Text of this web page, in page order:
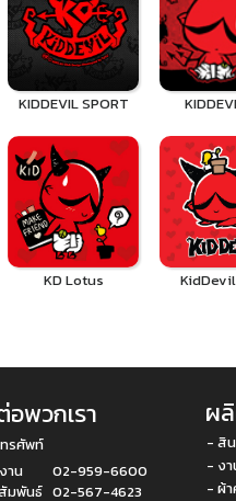
KIDDEVIL SPORT
KD Lotus
พวกเรา
ทรศัพท์
าน
02-959-6600
มพันธ์ 02-567-4623
ผ
- สิ
- ง
- ผ้